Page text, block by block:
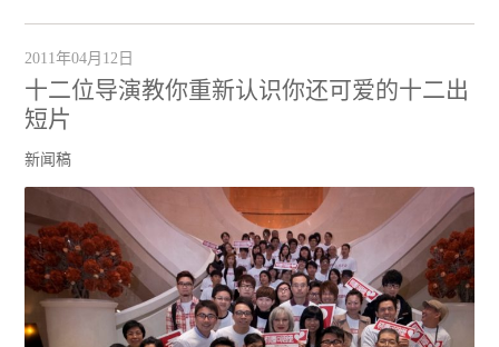
2011年04月12日
十二位导演教你重新认识你还可爱的十二出
短片
新闻稿